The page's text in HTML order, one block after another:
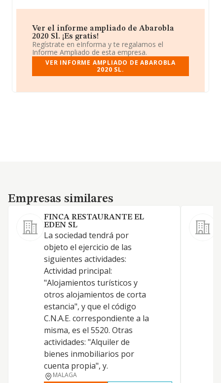
Ver el informe ampliado de Abarobla
2020 Sl. ¡Es gratis!
Regístrate en eInforma y te regalamos el
Informe Ampliado de esta empresa.
VER INFORME AMPLIADO DE ABAROBLA
2020 SL.
Empresas similares
Empresas similares
FINCA RESTAURANTE EL
EDEN SL
La sociedad tendrá por
objeto el ejercicio de las
siguientes actividades:
Actividad principal:
"Alojamientos turísticos y
otros alojamientos de corta
estancia", y que el código
C.N.A.E. correspondiente a la
misma, es el 5520. Otras
actividades: "Alquiler de
bienes inmobiliarios por
cuenta propia", y.
MALAGA